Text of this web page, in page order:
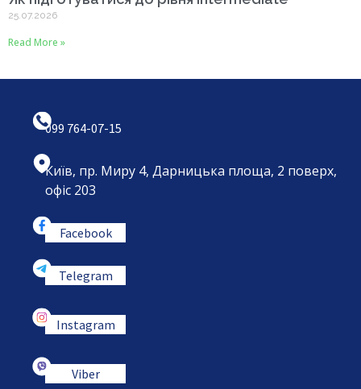
25.07.2026
Read More »
099 764-07-15
Київ, пр. Миру 4, Дарницька площа, 2 поверх,
офіс 203
Facebook
Telegram
Instagram
Viber